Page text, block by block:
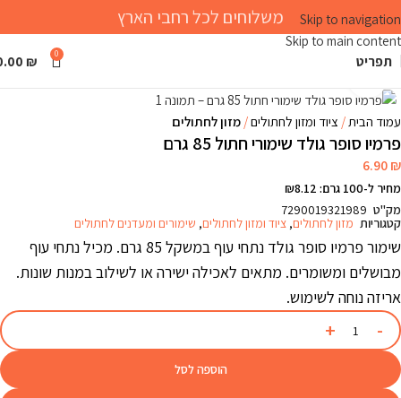
Skip to navigation
Skip to main content
משלוחים לכל רחבי הארץ
תפריט 0
₪
עמוד הבית ציוד ומזון לחתולים מזון לחתולים
פרמיו סופר גולד שימורי חתול 85 גרם
6.90₪
מחיר ל-100 גרם: ₪8.12
מק"ט 7290019321989
קטגוריות מזון לחתולים, ציוד ומזון לחתולים, שימורים ומעדנים לחתולים
שימור פרמיו סופר גולד נתחי עוף במשקל 85 גרם. מכיל נתחי עוף
מבושלים ומשומרים. מתאים לאכילה ישירה או לשילוב במנות שונות.
אריזה נוחה לשימוש.
הוספה לסל